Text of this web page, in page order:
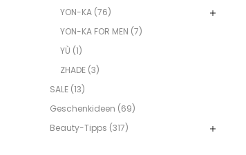
YON-KA (76)
YON-KA FOR MEN (7)
YÙ (1)
ZHADE (3)
SALE (13)
Geschenkideen (69)
Beauty-Tipps (317)